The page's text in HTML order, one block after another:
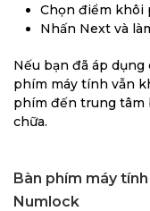
Chọn điểm khôi
Nhấn Next và
Nếu bạn đã áp
phím máy tính vẫn
phím đến trung tâm
chữa.
Bàn phím máy
Numlock